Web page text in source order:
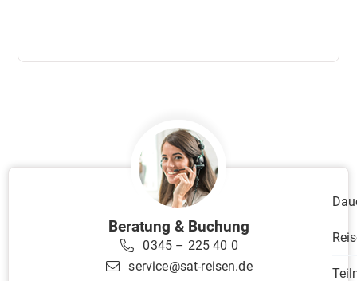
Beratung & Buchung
0345 – 225 40 0
service@sat-reisen.de